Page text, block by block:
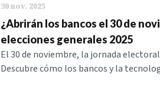
30 nov. 2025
¿Abrirán los bancos el 30 de
elecciones generales 2025
El 30 de noviembre, la jornada
Descubre cómo los bancos y la